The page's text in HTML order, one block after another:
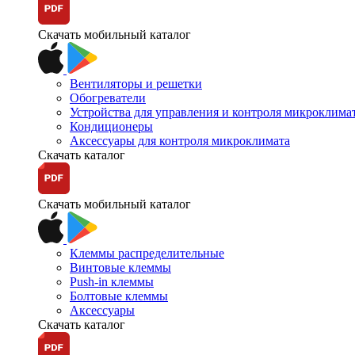
Скачать мобильный каталог
Вентиляторы и решетки
Обогреватели
Устройства для управления и контроля
Кондиционеры
Аксессуары для контроля микроклимата
Скачать каталог
Скачать мобильный каталог
Клеммы распределительные
Винтовые клеммы
Push-in клеммы
Болтовые клеммы
Аксессуары
Скачать каталог